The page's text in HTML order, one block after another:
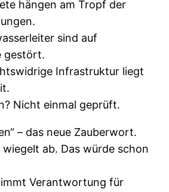
hängen am Tropf der
sind auf
gestört.
Infrastruktur liegt
Nicht einmal geprüft.
– das neue Zauberwort.
ab. Das würde schon
Verantwortung für